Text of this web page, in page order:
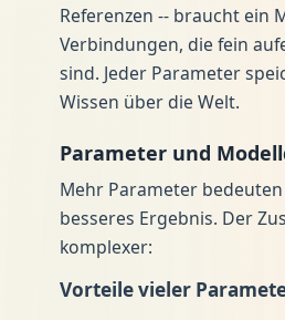
Referenzen -- braucht ein
Verbindungen, die fein
sind. Jeder Parameter
Wissen über die Welt.
Parameter und
Mehr Parameter
besseres Ergebnis. Der
komplexer:
Vorteile vieler